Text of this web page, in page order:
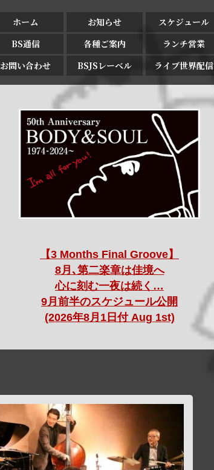
ホーム お知らせ スケジュール
BS通信
各種ご案内 ランチ営業
お問い合わせ
BSJSレーベル ライブ世界配信
【3 Months Final Groove】
8月､第二楽章は佳境へ
心に刻む一夜は続く…
9月前半のスケジュール公開
(2026年8月1日付 Aug 1st)